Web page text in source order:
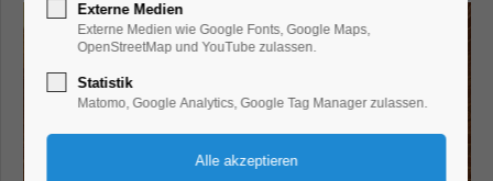
Externe Medien
Externe Medien wie Google Fonts, Google Maps,
OpenStreetMap und YouTube zulassen.
Statistik
Matomo, Google Analytics, Google Tag Manager zulassen.